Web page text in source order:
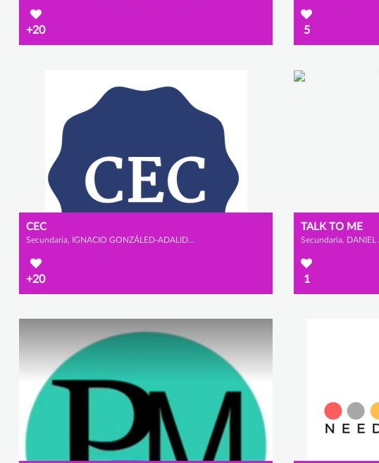
+20 5
CEC
Secundaria, IGNACIO GONZÁLED-ADALID CHOZAS, JOSÉ GONZÁLEZ-ADALID LLABRÉS y ÁLVARO VALDÉS PIRIZ
+20
TALK TO ME
1